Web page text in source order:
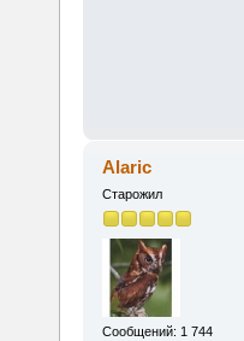
Alaric
Старожил
Сообщений: 1 744